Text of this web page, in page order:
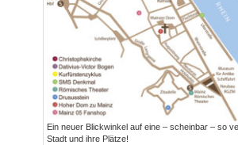
Ein neuer Blickwinkel auf eine – scheinbar – so
Stadt und ihre Plätze!